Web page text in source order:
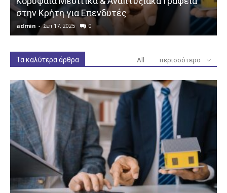
στην Κρήτη για Επενδυτές
admin - Σεπ 17, 2025 0
Τα καλύτερα άρθρα All περισσότερο